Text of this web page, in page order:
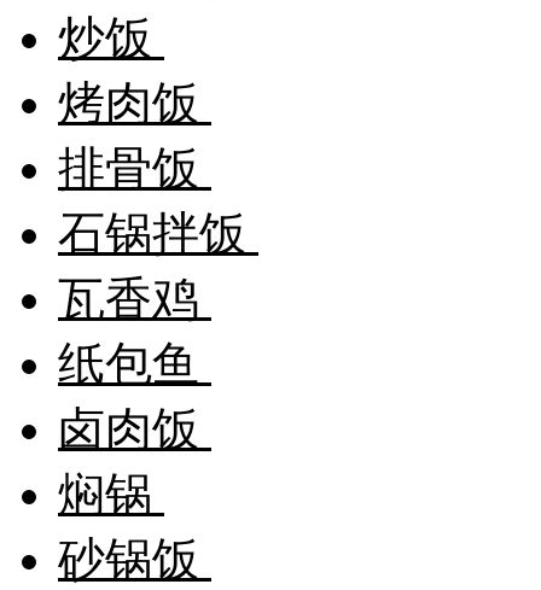
炒饭
烤肉饭
排骨饭
石锅拌饭
瓦香鸡
纸包鱼
卤肉饭
焖锅
砂锅饭